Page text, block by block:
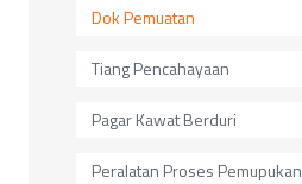
Dok Pemuatan
Tiang Pencahayaan
Pagar Kawat Berduri
Peralatan Proses Pemupukan